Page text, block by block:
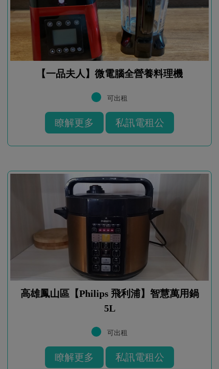
【一品夫人】微電腦全營養料理機
可出租
瞭解更多 私訊電租公
高雄鳳山區【Philips 飛利浦】智慧萬用鍋
5L
可出租
瞭解更多 私訊電租公